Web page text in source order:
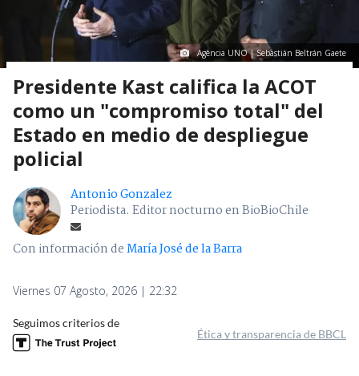
Agencia UNO | Sebastián Beltrán Gaete
Presidente Kast califica la ACOT
como un "compromiso total" del
Estado en medio de despliegue
policial
Antonio Gonzalez
Periodista. Editor nocturno en BioBioChile
Con información deMaría José de la Barra
Viernes 07 Agosto, 2026 | 22:32
Seguimos criterios de
Ética y transparencia de BBCL